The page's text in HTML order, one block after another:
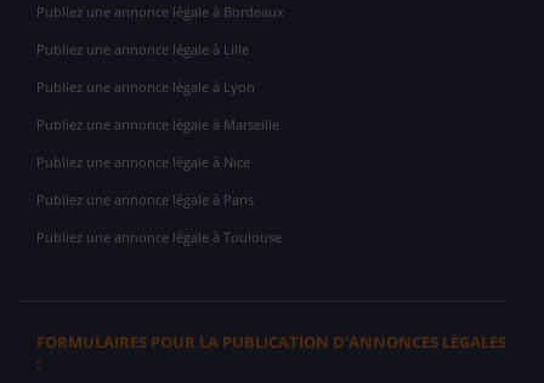
Publiez une annonce légale à Bordeaux
Publiez une annonce légale à Lille
Publiez une annonce légale à Lyon
Publiez une annonce légale à Marseille
Publiez une annonce légale à Nice
Publiez une annonce légale à Paris
Publiez une annonce légale à Toulouse
FORMULAIRES POUR LA PUBLICATION D'ANNONCES LÉGALES
: